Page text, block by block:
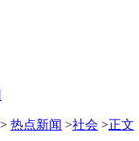
> 热点新闻 >社会 >正文